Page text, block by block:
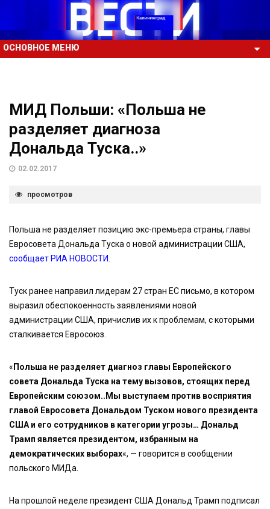
ОСНОВНОЕ МЕНЮ
МИД Польши: «Польша не
разделяет диагноза
Дональда Туска..»
02.02.2017
просмотров
Польша не разделяет позицию экс-премьера страны, главы
Евросовета Дональда Туска о новой администрации США,
сообщает РИА НОВОСТИ.
Туск ранее направил лидерам 27 стран ЕС письмо, в котором
выразил обеспокоенность заявлениями новой
администрации США, причислив их к проблемам, с которыми
сталкивается Евросоюз.
«Польша не разделяет диагноз главы Европейского
совета Дональда Туска на тему вызовов, стоящих перед
Европейским союзом..Мы выступаем против восприятия
главой Евросовета Дональдом Туском нового президента
США и его сотрудников в категории угрозы… Дональд
Трамп является президентом, избранным на
демократических выборах«, — говорится в сообщении
польского МИДа.
На прошлой неделе президент США Дональд Трамп подписал